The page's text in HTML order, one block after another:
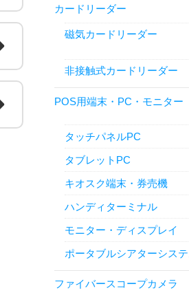
カードリーダー
磁気カードリーダー
非接触式カードリーダー
POS用端末・PC・モニター
タッチパネルPC
タブレットPC
キオスク端末・券売機
ハンディターミナル
モニター・ディスプレイ
ポータブルシアターシステ
ファイバースコープカメラ